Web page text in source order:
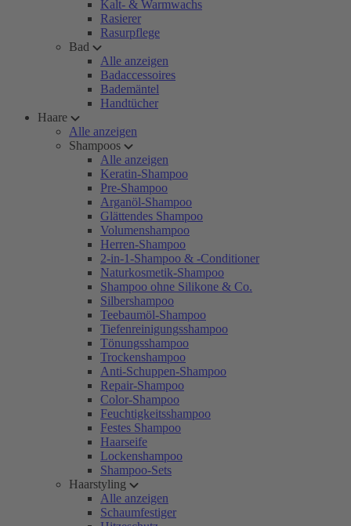
Kalt- & Warmwachs
Rasierer
Rasurpflege
Bad
Alle anzeigen
Badaccessoires
Bademäntel
Handtücher
Haare
Alle anzeigen
Shampoos
Alle anzeigen
Keratin-Shampoo
Pre-Shampoo
Arganöl-Shampoo
Glättendes Shampoo
Volumenshampoo
Herren-Shampoo
2-in-1-Shampoo & -Conditioner
Naturkosmetik-Shampoo
Shampoo ohne Silikone & Co.
Silbershampoo
Teebaumöl-Shampoo
Tiefenreinigungsshampoo
Tönungsshampoo
Trockenshampoo
Anti-Schuppen-Shampoo
Repair-Shampoo
Color-Shampoo
Feuchtigkeitsshampoo
Festes Shampoo
Haarseife
Lockenshampoo
Shampoo-Sets
Haarstyling
Alle anzeigen
Schaumfestiger